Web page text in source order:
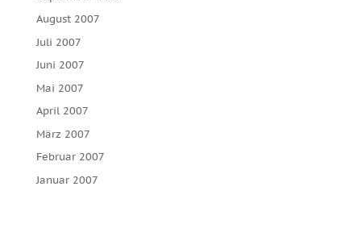
August 2007
Juli 2007
Juni 2007
Mai 2007
April 2007
März 2007
Februar 2007
Januar 2007